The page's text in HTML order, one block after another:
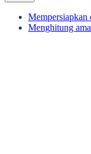
Mempersiapkan
Menghitung